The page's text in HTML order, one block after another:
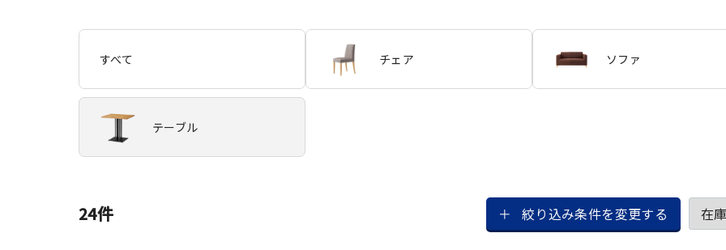
すべて チェア ソファ
テーブル
24件 絞り込み条件を変更する